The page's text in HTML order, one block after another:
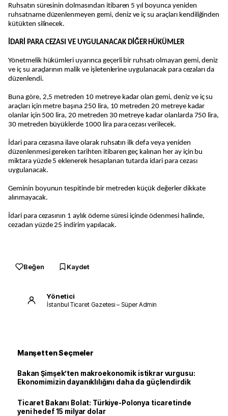
Ruhsatın süresinin dolmasından itibaren 5 yıl boyunca yeniden
ruhsatname düzenlenmeyen gemi, deniz ve iç su araçları kendiliğinden
kütükten silinecek.
İDARİ PARA CEZASI VE UYGULANACAK DİĞER HÜKÜMLER
Yönetmelik hükümleri uyarınca geçerli bir ruhsatı olmayan gemi, deniz
ve iç su araçlarının malik ve işletenlerine uygulanacak para cezaları da
düzenlendi.
Buna göre, 2,5 metreden 10 metreye kadar olan gemi, deniz ve iç su
araçları için metre başına 250 lira, 10 metreden 20 metreye kadar
olanlar için 500 lira, 20 metreden 30 metreye kadar olanlarda 750 lira,
30 metreden büyüklerde 1000 lira para cezası verilecek.
İdari para cezasına ilave olarak ruhsatın ilk defa veya yeniden
düzenlenmesi gereken tarihten itibaren geç kalınan her ay için bu
miktara yüzde 5 eklenerek hesaplanan tutarda idari para cezası
uygulanacak.
Geminin boyunun tespitinde bir metreden küçük değerler dikkate
alınmayacak.
İdari para cezasının 1 aylık ödeme süresi içinde ödenmesi halinde,
cezadan yüzde 25 indirim yapılacak.
Beğen Kaydet
Yönetici
İstanbul Ticaret Gazetesi – Süper Admin
Manşetten Seçmeler
Bakan Şimşek’ten makroekonomik istikrar vurgusu:
Ekonomimizin dayanıklılığını daha da güçlendirdik
Ticaret Bakanı Bolat: Türkiye-Polonya ticaretinde
yeni hedef 15 milyar dolar